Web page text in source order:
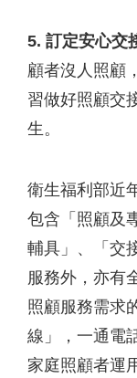
5. 訂定安心交
顧者沒人照顧
習做好照顧交
生。
衛生福利部近
包含「照顧及
輔具」、「交
服務外，亦有
照顧服務需求
線」，一通電
家庭照顧者運